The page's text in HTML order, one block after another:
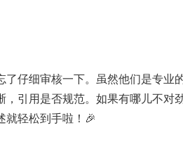
仔细审核一下。虽然他们是专业
引用是否规范。如果有哪儿不对
就轻松到手啦！🎉